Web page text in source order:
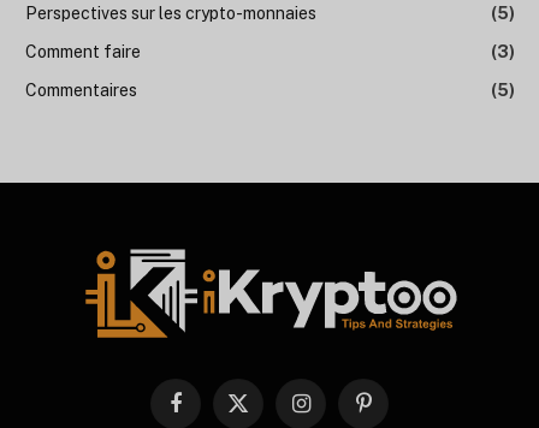
Perspectives sur les crypto-monnaies
(5)
Comment faire
(3)
Commentaires
(5)
Facebook
X
InstagramPinterest